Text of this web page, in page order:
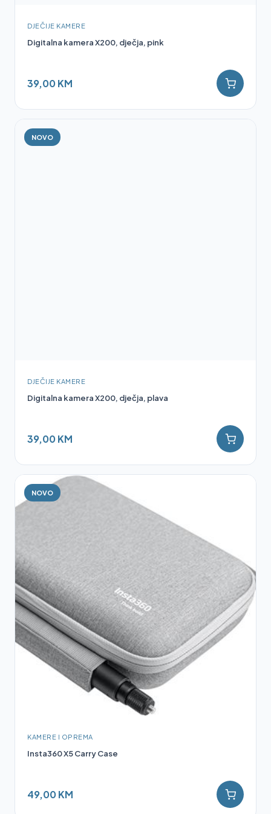
DJEČIJE KAMERE
Digitalna kamera X200, dječja, pink
39,00 KM
NOVO
DJEČIJE KAMERE
Digitalna kamera X200, dječja, plava
39,00 KM
NOVO
KAMERE I OPREMA
Insta360 X5 Carry Case
49,00 KM